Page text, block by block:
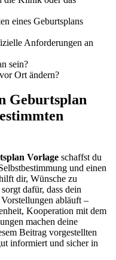
eines Geburtsplans
Anforderungen an
sein?
Ort ändern?
Geburtsplan
Vorlage schaffst du
und einen
dir, Wünsche zu
dafür, dass dein
abläuft –
Kooperation mit dem
machen deine
Beitrag vorgestellten
informiert und sicher in